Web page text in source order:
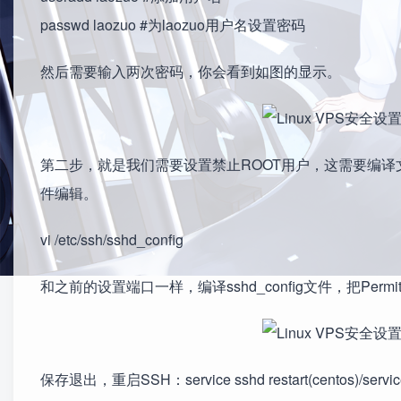
passwd laozuo #为laozuo用户名设置密码
然后需要输入两次密码，你会看到如图的显示。
第二步，就是我们需要设置禁止ROOT用户，这需要编
件编辑。
vi /etc/ssh/sshd_config
和之前的设置端口一样，编译sshd_config文件，把
保存退出，重启SSH：service sshd restart(centos)/